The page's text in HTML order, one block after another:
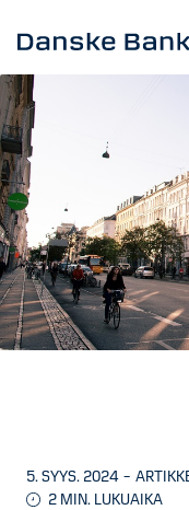
5. SYYS. 2024 –
2 MIN. LUKUAIKA